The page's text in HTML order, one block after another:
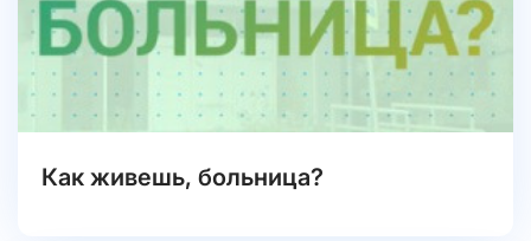
Как живешь, больница?